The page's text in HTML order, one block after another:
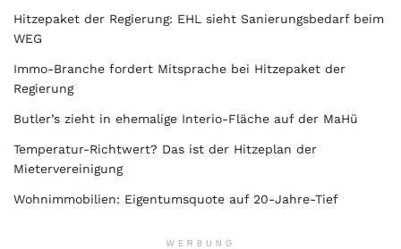
Hitzepaket der Regierung: EHL sieht Sanierungsbedarf beim
WEG
Immo-Branche fordert Mitsprache bei Hitzepaket der
Regierung
Butler’s zieht in ehemalige Interio-Fläche auf der MaHü
Temperatur-Richtwert? Das ist der Hitzeplan der
Mietervereinigung
Wohnimmobilien: Eigentumsquote auf 20-Jahre-Tief
WERBUNG